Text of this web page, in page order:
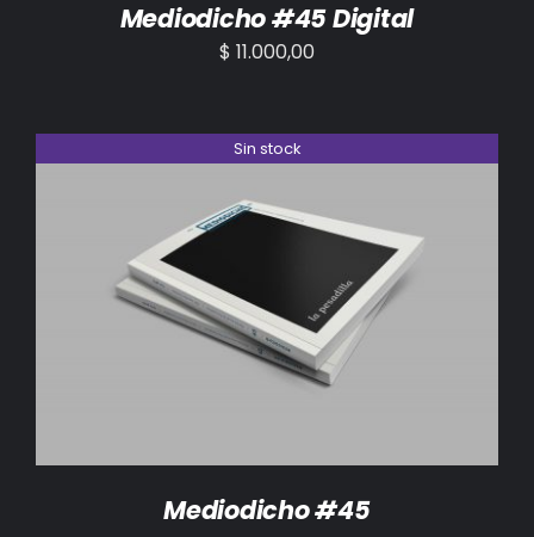
Mediodicho #45 Digital
$ 11.000,00
Sin stock
DETALLES
Mediodicho #45